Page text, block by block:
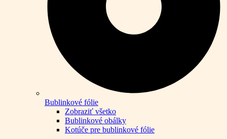
Bublinkové fólie
Zobraziť všetko
Bublinkové obálky
Kotúče pre bublinkové fólie